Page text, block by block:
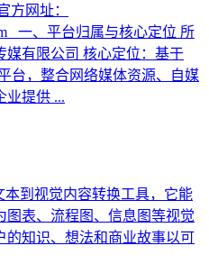
方网址：
一、平台归属与核心定位 所
媒有限公司 核心定位：基于
台，整合网络媒体资源、自媒
业提供 ...
本到视觉内容转换工具，它能
图表、流程图、信息图等视觉
的知识、想法和商业故事以可